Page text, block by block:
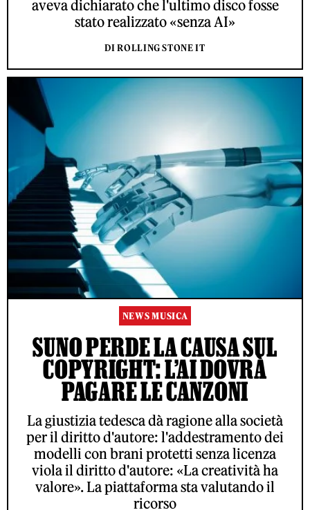
aveva dichiarato che l'ultimo disco fosse
stato realizzato «senza AI»
DI ROLLING STONE IT
NEWS MUSICA
SUNO PERDE LA CAUSA SUL
COPYRIGHT: L’AI DOVRÀ
PAGARE LE CANZONI
La giustizia tedesca dà ragione alla società
per il diritto d'autore: l'addestramento dei
modelli con brani protetti senza licenza
viola il diritto d'autore: «La creatività ha
valore». La piattaforma sta valutando il
ricorso